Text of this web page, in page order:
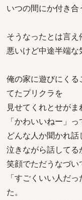
いつの間にか付き合
そうなったとは言え
悪いけど中途半端な
俺の家に遊びにく
てたプリクラを
見せてくれとせが
「かわいいねー」
どんな人か聞かれ話
泣きながら話して
笑顔でただうなづい
「すごくいい人だ
た。